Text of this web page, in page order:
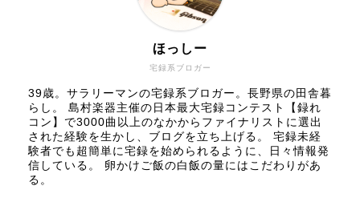
宅録系ブロガー
ほっしー
39歳。サラリーマンの宅録系ブロガー。長野県の田舎暮
らし。 島村楽器主催の日本最大宅録コンテスト【録れ
コン】で3000曲以上のなかからファイナリストに選出
された経験を生かし、ブログを立ち上げる。 宅録未経
験者でも超簡単に宅録を始められるように、日々情報発
信している。 卵かけご飯の白飯の量にはこだわりがあ
る。